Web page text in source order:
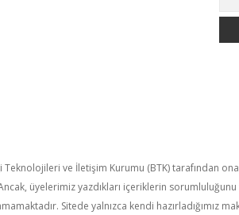
Teknolojileri ve İletişim Kurumu (BTK) tarafından
üyelerimiz yazdıkları içeriklerin
Sitede yalnızca kendi hazırladığımız